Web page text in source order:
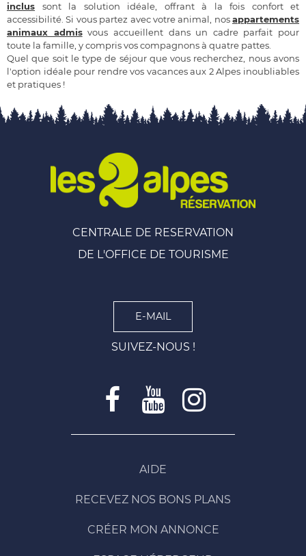
inclus sont la solution idéale, offrant à la fois confort et
accessibilité. Si vous partez avec votre animal, nosappartements
animaux admisvous accueillent dans un cadre parfait pour
toute la famille, y compris vos compagnons à quatre pattes.
Quel que soit le type de séjour que vous recherchez, nous avons
l'option idéale pour rendre vos vacances aux 2 Alpes inoubliables
et pratiques !
CENTRALE DE RESERVATION
DE L'OFFICE DE TOURISME
E-MAIL
SUIVEZ-NOUS !
AIDE
RECEVEZ NOS BONS PLANS
CRÉER MON ANNONCE